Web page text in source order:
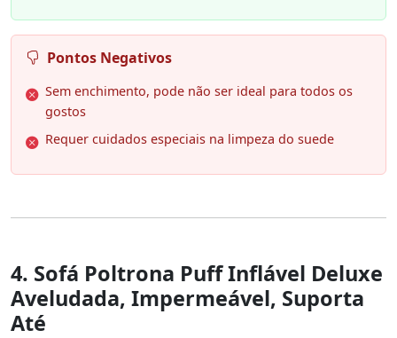
Pontos Negativos
Sem enchimento, pode não ser ideal para todos os
gostos
Requer cuidados especiais na limpeza do suede
4. Sofá Poltrona Puff Inflável Deluxe
Aveludada, Impermeável, Suporta
Até